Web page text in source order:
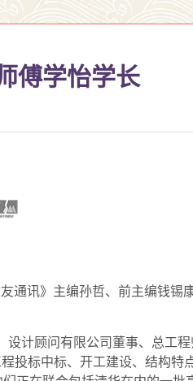
傅学怡学长
通讯》主编孙哲、前主编钱锡
计顾问有限公司董事、总工
投标中标、开工建设、结构特